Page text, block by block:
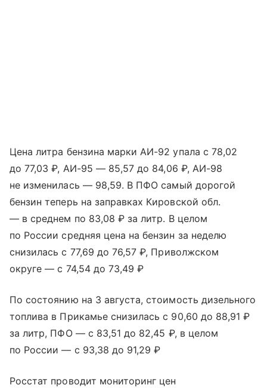
Цена литра бензина марки АИ-92 упала с 78,02
до 77,03 ₽, АИ-95 — 85,57 до 84,06 ₽, АИ-98
не изменилась — 98,59. В ПФО самый дорогой
бензин теперь на заправках Кировской обл.
— в среднем по 83,08 ₽ за литр. В целом
по России средняя цена на бензин за неделю
снизилась с 77,69 до 76,57 ₽, Приволжском
округе — с 74,54 до 73,49 ₽
По состоянию на 3 августа, стоимость дизельного
топлива в Прикамье снизилась с 90,60 до 88,91 ₽
за литр, ПФО — с 83,51 до 82,45 ₽, в целом
по России — с 93,38 до 91,29 ₽
Росстат проводит мониторинг цен